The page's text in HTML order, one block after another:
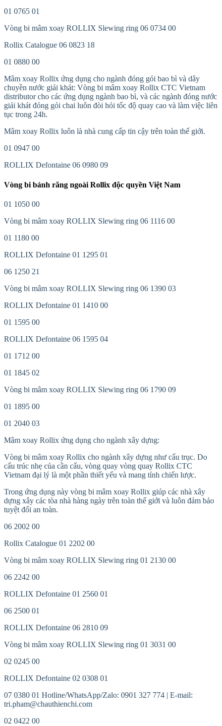
01 0765 01
Vòng bi mâm xoay ROLLIX Slewing ring 06 0734 00
Rollix Catalogue 06 0823 18
01 0880 00
Mâm xoay Rollix ứng dụng cho ngành đóng gói bao bì và dây
chuyền nước giải khát: Vòng bi mâm xoay Rollix CTC Vietnam
distributor cho các ứng dụng ngành bao bì, và các ngành đóng nước
giải khát đóng gói chai luôn đòi hỏi tốc độ quay cao và làm việc liên
tục trong 24h.
Mâm xoay Rollix luôn là nhà cung cấp tin cậy trên toàn thế giới.
01 0947 00
ROLLIX Defontaine 06 0980 09
Vòng bi bánh răng ngoài Rollix độc quyền Việt Nam
01 1050 00
Vòng bi mâm xoay ROLLIX Slewing ring 06 1116 00
01 1180 00
ROLLIX Defontaine 01 1295 01
06 1250 21
Vòng bi mâm xoay ROLLIX Slewing ring 06 1390 03
ROLLIX Defontaine 01 1410 00
01 1595 00
ROLLIX Defontaine 06 1595 04
01 1712 00
01 1845 02
Vòng bi mâm xoay ROLLIX Slewing ring 06 1790 09
01 1895 00
01 2040 03
Mâm xoay Rollix ứng dụng cho ngành xây dựng:
Vòng bi mâm xoay Rollix cho ngành xây dựng như cẩu trục. Do
cấu trúc nhẹ của cần cẩu, vòng quay vòng quay Rollix CTC
Vietnam đại lý là một phần thiết yếu và mang tính chiến lược.
Trong ứng dụng này vòng bi mâm xoay Rollix giúp các nhà xây
dựng xây các tòa nhà hàng ngày trên toàn thế giới và luôn đảm bảo
tuyệt đối an toàn.
06 2002 00
Rollix Catalogue 01 2202 00
Vòng bi mâm xoay ROLLIX Slewing ring 01 2130 00
06 2242 00
ROLLIX Defontaine 01 2560 01
06 2500 01
ROLLIX Defontaine 06 2810 09
Vòng bi mâm xoay ROLLIX Slewing ring 01 3031 00
02 0245 00
ROLLIX Defontaine 02 0308 01
07 0380 01 Hotline/WhatsApp/Zalo: 0901 327 774 | E-mail:
tri.pham@chauthienchi.com
02 0422 00